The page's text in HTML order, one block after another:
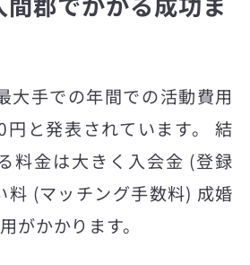
大手での年間での活動費用
と発表されています。 結
料金は大きく入会金 (登録
料 (マッチング手数料) 成婚
がかかります。